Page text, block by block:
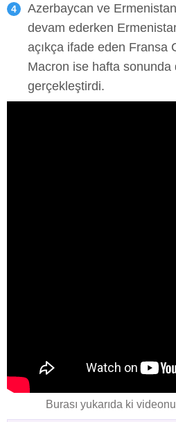
Azerbaycan ve
devam ederken
açıkça ifade eden Fransa
Macron ise hafta
gerçekleştirdi.
Burası yukarıda ki